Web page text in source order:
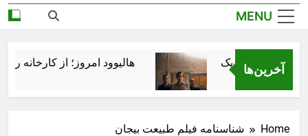
MENU
آخرین‌ها هالیوود امروز؛ از کارخانه
Home شناسنامه فیلم طبیعت بیجان